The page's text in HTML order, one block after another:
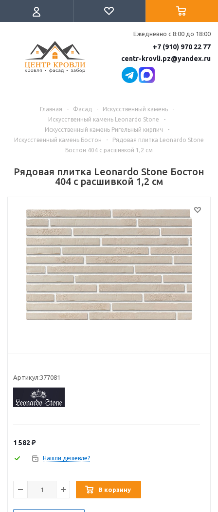
Ежедневно с 8:00 до 18:00
+7 (910) 970 22 77
centr-krovli.pz@yandex.ru
Главная - Фасад - Искусственный камень
-
Искусственный камень Leonardo Stone
-
Искусственный камень Ригельный кирпич
-
Искусственный камень Бостон
-
Рядовая плитка Leonardo Stone
Бостон 404 с расшивкой 1,2 см
Рядовая плитка Leonardo Stone Бостон
404 с расшивкой 1,2 см
Артикул:377081
1 582₽
Нашли дешевле?
В корзину